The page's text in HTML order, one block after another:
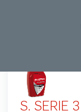
S. SERIE